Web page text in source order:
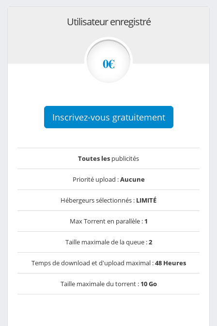
Utilisateur enregistré
0€
Inscrivez-vous gratuitement
Toutes les publicités
Priorité upload :Aucune
Hébergeurs sélectionnés : LIMITÉ
Max Torrent en parallèle : 1
Taille maximale de la queue :2
Temps de download et d'upload maximal :48 Heures
Taille maximale du torrent : 10 Go